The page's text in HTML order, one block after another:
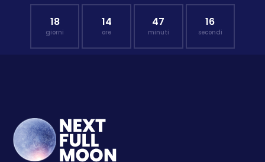
18
giorni
14
ore
47
minuti
15
secondi